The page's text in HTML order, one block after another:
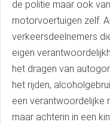
de politie maar ook
motorvoertuigen zelf.
verkeersdeelnemers
eigen
het dragen van
het rijden,
een verantwoordelijke
maar achterin in een